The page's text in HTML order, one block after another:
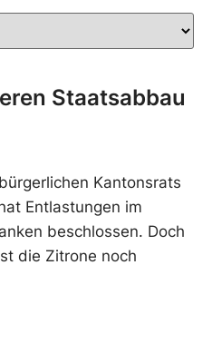
Staatsabbau
Kantonsrats
Entlastungen im
beschlossen. Doch
die Zitrone noch